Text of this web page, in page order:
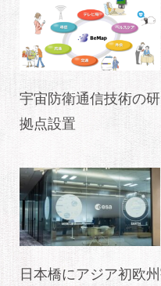
宇宙防衛通信技術の
拠点設置
日本橋にアジア初欧